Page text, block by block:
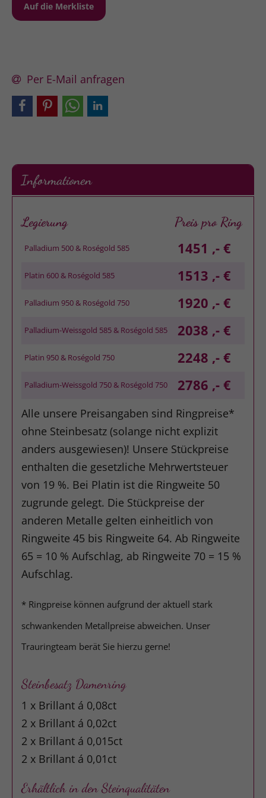
Per E-Mail anfragen
Informationen
Legierung Preis pro Ring
Palladium 500 & Roségold 585 1451 ,- €
Platin 600 & Roségold 585 1513 ,- €
Palladium 950 & Roségold 750 1920 ,- €
Palladium-Weissgold 585 & Roségold 585 2038 ,- €
Platin 950 & Roségold 750 2248 ,- €
Palladium-Weissgold 750 & Roségold 750 2786 ,- €
Alle unsere Preisangaben sind Ringpreise*
ohne Steinbesatz (solange nicht explizit
anders ausgewiesen)! Unsere Stückpreise
enthalten die gesetzliche Mehrwertsteuer
von 19 %. Bei Platin ist die Ringweite 50
zugrunde gelegt. Die Stückpreise der
anderen Metalle gelten einheitlich von
Ringweite 45 bis Ringweite 64. Ab Ringweite
65 = 10 % Aufschlag, ab Ringweite 70 = 15 %
Aufschlag.
* Ringpreise können aufgrund der aktuell stark
schwankenden Metallpreise abweichen. Unser
Trauringteam berät Sie hierzu gerne!
Steinbesatz Damenring
1 x Brillant á 0,08ct
2 x Brillant á 0,02ct
2 x Brillant á 0,015ct
2 x Brillant á 0,01ct
Erhältlich in den Steinqualitäten